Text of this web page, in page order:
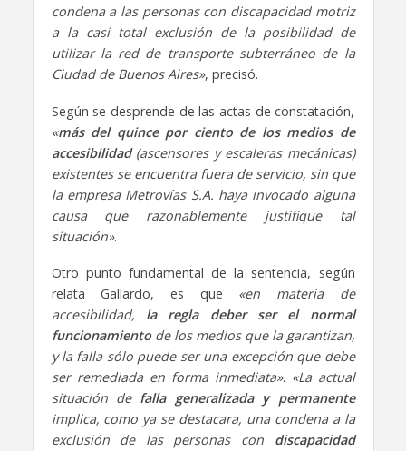
condena a las personas con discapacidad motriz
a la casi total exclusión de la posibilidad de
utilizar la red de transporte subterráneo de la
Ciudad de Buenos Aires», precisó.
Según se desprende de las actas de constatación,
«más del quince por ciento de los medios de
accesibilidad(ascensores y escaleras mecánicas)
existentes se encuentra fuera de servicio, sin que
la empresa Metrovías S.A. haya invocado alguna
causa que razonablemente justifique tal
situación».
Otro punto fundamental de la sentencia, según
relata Gallardo, es que «en materia de
accesibilidad, la regla deber ser el normal
funcionamientode los medios que la garantizan,
y la falla sólo puede ser una excepción que debe
ser remediada en forma inmediata». «La actual
situación de falla generalizada y permanente
implica, como ya se destacara, una condena a la
exclusión de las personas con discapacidad